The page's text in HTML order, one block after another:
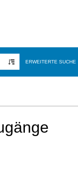
ERWEITERTE SUCHE